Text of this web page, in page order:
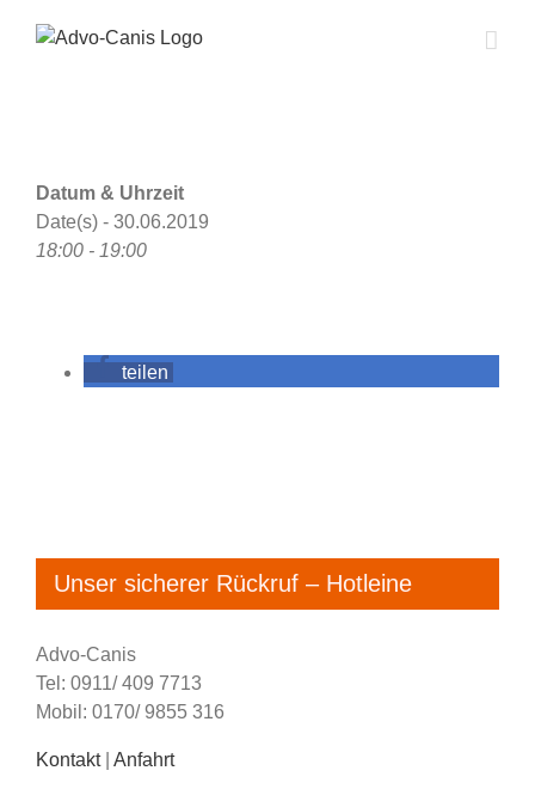
Inhalt
Datum & Uhrzeit
Date(s) - 30.06.2019
18:00 - 19:00
teilen
Unser sicherer Rückruf – Hotleine
Advo-Canis
Tel: 0911/ 409 7713
Mobil: 0170/ 9855 316
Kontakt| Anfahrt